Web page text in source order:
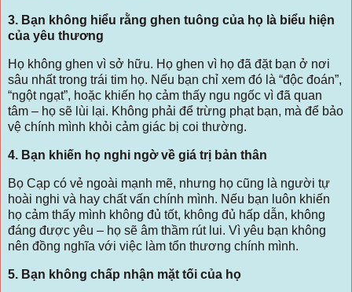
3. Bạn không hiểu rằng ghen tuông của họ là biểu hiện
của yêu thương
Họ không ghen vì sở hữu. Họ ghen vì họ đã đặt bạn ở nơi
sâu nhất trong trái tim họ. Nếu bạn chỉ xem đó là “độc đoán”,
“ngột ngạt”, hoặc khiến họ cảm thấy ngu ngốc vì đã quan
tâm – họ sẽ lùi lại. Không phải để trừng phạt bạn, mà để bảo
vệ chính mình khỏi cảm giác bị coi thường.
4. Bạn khiến họ nghi ngờ về giá trị bản thân
Bọ Cạp có vẻ ngoài mạnh mẽ, nhưng họ cũng là người tự
hoài nghi và hay chất vấn chính mình. Nếu bạn luôn khiến
họ cảm thấy mình không đủ tốt, không đủ hấp dẫn, không
đáng được yêu – họ sẽ âm thầm rút lui. Vì yêu bạn không
nên đồng nghĩa với việc làm tổn thương chính mình.
5. Bạn không chấp nhận mặt tối của họ